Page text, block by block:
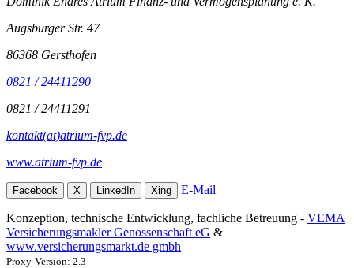
Augsburger Str. 47
86368 Gersthofen
0821 / 24411290
0821 / 24411291
kontakt(at)atrium-fvp.de
www.atrium-fvp.de
Facebook X LinkedIn Xing E-Mail
Konzeption, technische Entwicklung, fachliche Betreuung - VEMA
Versicherungsmakler Genossenschaft eG &
www.versicherungsmarkt.de gmbh
Proxy-Version: 2.3